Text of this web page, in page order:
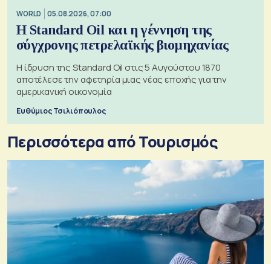
WORLD 05.08.2026, 07:00
Η Standard Oil και η γέννηση της
σύγχρονης πετρελαϊκής βιομηχανίας
Η ίδρυση της Standard Oil στις 5 Αυγούστου 1870
αποτέλεσε την αφετηρία μιας νέας εποχής για την
αμερικανική οικονομία
Ευθύμιος Τσιλιόπουλος
Περισσότερα από Τουρισμός